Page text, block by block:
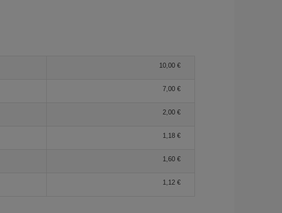
10,00
7,00
2,00
1,18
1,60
1,12